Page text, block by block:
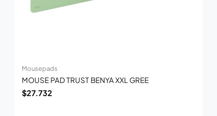
Mousepads
MOUSE PAD TRUST BENYA XXL GREE
$27.732